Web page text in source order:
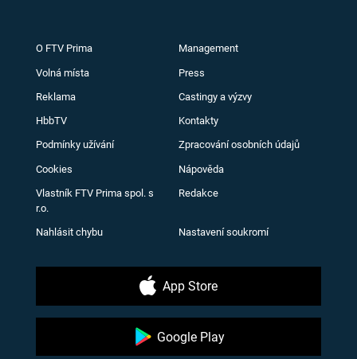
O FTV Prima Management
Volná místa Press
Reklama Castingy a výzvy
HbbTV Kontakty
Podmínky užívání Zpracování osobních údajů
Cookies Nápověda
Vlastník FTV Prima spol. s
r.o.
Redakce
Nahlásit chybu Nastavení soukromí
App Store
Google Play